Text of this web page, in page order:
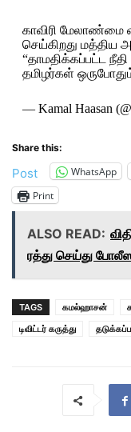
காவிரி
செய்கிறது மத்திய
“தாமதிக்கப்பட்ட
தமிழர்கள்
— Kamal Haasan
Share this:
Post WhatsApp
Print
ALSO READ:
ரத்து செய்து
TAGS கமல்ஹாசன்
டிவிட்டர் கருத்து